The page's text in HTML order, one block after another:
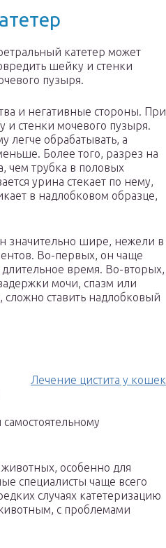
катетер может
шейку и стенки
пузыря.
и негативные стороны. При
и стенки мочевого пузыря.
легче обрабатывать, а
Более того, разрез на
чем трубка в половых
урина стекает по нему,
в надлобковом образце,
значительно шире, нежели в
Во-первых, он чаще
длительное время. Во-вторых,
мочи, спазм или
ставить надлобковый
Лечение цистита у кошек
особенно для
специалисты чаще всего
случаях катетеризацию
с проблемами